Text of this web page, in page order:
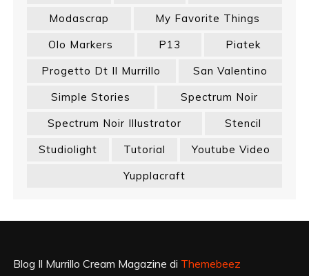
Modascrap
My Favorite Things
Olo Markers
P13
Piatek
Progetto Dt Il Murrillo
San Valentino
Simple Stories
Spectrum Noir
Spectrum Noir Illustrator
Stencil
Studiolight
Tutorial
Youtube Video
Yupplacraft
Blog Il Murrillo Cream Magazine di Themebeez